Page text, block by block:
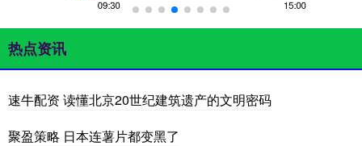
热点资讯
速牛配资 读懂北京20世纪建筑遗产的文明密码
聚盈策略 日本连薯片都变黑了